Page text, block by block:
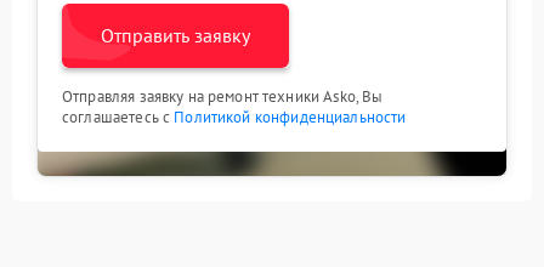
Отправить заявку
Отправляя заявку на ремонт техники Asko, Вы
соглашаетесь с Политикой конфиденциальности